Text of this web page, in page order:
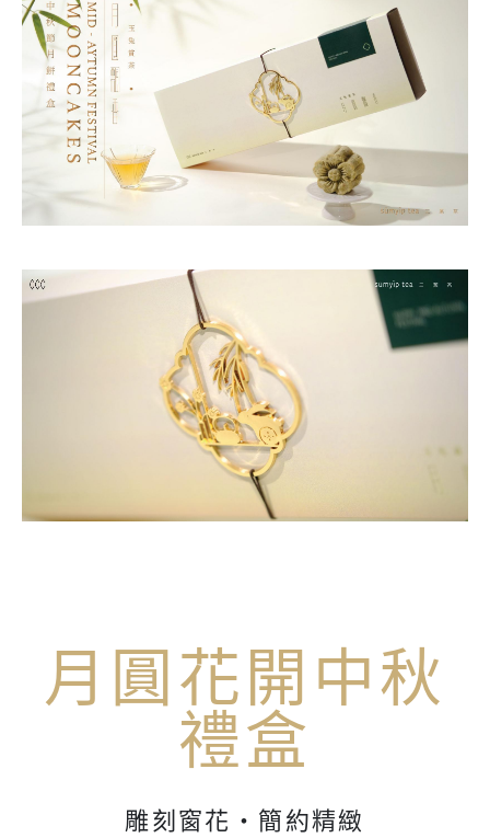
月圓花開中秋
禮盒
雕刻窗花・簡約精緻